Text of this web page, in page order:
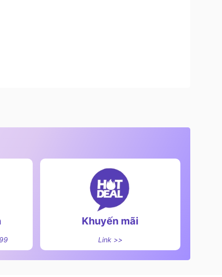
Khuyến mãi
Link >>